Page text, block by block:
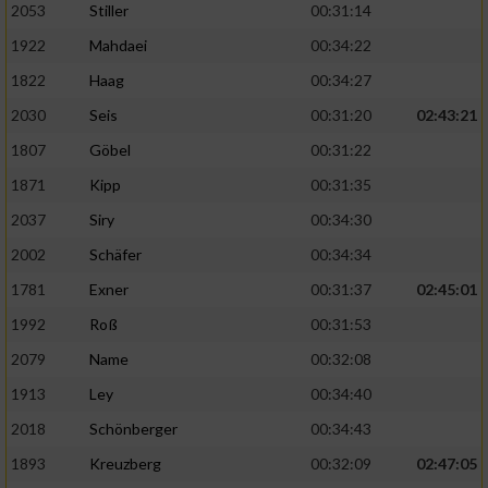
2053
Stiller
00:31:14
1922
Mahdaei
00:34:22
1822
Haag
00:34:27
2030
Seis 00:31:20
02:43:21
1807
Göbel
00:31:22
1871
Kipp
00:31:35
2037
Siry
00:34:30
2002
Schäfer
00:34:34
1781
Exner 00:31:37
02:45:01
1992
Roß
00:31:53
2079
Name
00:32:08
1913
Ley
00:34:40
2018
Schönberger
00:34:43
1893
Kreuzberg 00:32:09
02:47:05